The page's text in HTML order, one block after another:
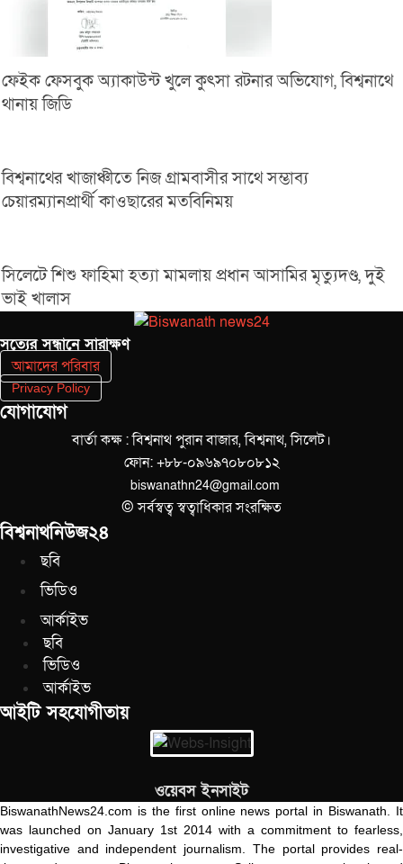
ফেইক ফেসবুক অ্যাকাউন্ট খুলে কুৎসা রটনার অভিযোগ, বিশ্বনাথে
থানায় জিডি
বিশ্বনাথের খাজাঞ্চীতে নিজ গ্রামবাসীর সাথে সম্ভাব্য
চেয়ারম্যানপ্রার্থী কাওছারের মতবিনিময়
সিলেটে শিশু ফাহিমা হত্যা মামলায় প্রধান আসামির মৃত্যুদণ্ড, দুই
ভাই খালাস
সত‌্যের সন্ধানে সারাক্ষণ
আমাদের পরিবার
Privacy Policy
যোগাযোগ
বার্তা কক্ষ : বিশ্বনাথ পুরান বাজার, বিশ্বনাথ, সিলেট।
ফোন: +৮৮-০৯৬৯৭০৮০৮১২
biswanathn24@gmail.com
© সর্বস্বত্ব স্বত্বাধিকার সংরক্ষিত
বিশ্বনাথনিউজ২৪
ছবি
ভিডিও
আর্কাইভ
ছবি
ভিডিও
আর্কাইভ
আইটি সহযোগীতায়
ওয়েবস ইনসাইট
BiswanathNews24.com is the first online news portal in Biswanath. It
was launched on January 1st 2014 with a commitment to fearless,
investigative and independent journalism. The portal provides real-